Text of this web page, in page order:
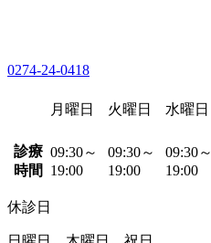
0274-24-0418
月曜日 火曜日 水曜日
診療
時間
09:30～
19:00
09:30～
19:00
09:30～
19:00
休診日